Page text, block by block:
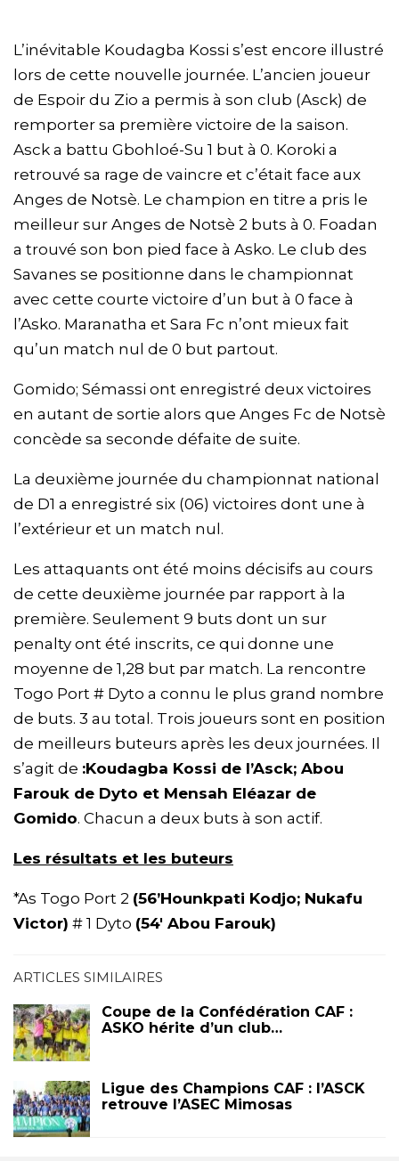
L’inévitable Koudagba Kossi s’est encore illustré
lors de cette nouvelle journée. L’ancien joueur
de Espoir du Zio a permis à son club (Asck) de
remporter sa première victoire de la saison.
Asck a battu Gbohloé-Su 1 but à 0. Koroki a
retrouvé sa rage de vaincre et c’était face aux
Anges de Notsè. Le champion en titre a pris le
meilleur sur Anges de Notsè 2 buts à 0. Foadan
a trouvé son bon pied face à Asko. Le club des
Savanes se positionne dans le championnat
avec cette courte victoire d’un but à 0 face à
l’Asko. Maranatha et Sara Fc n’ont mieux fait
qu’un match nul de 0 but partout.
Gomido; Sémassi ont enregistré deux victoires
en autant de sortie alors que Anges Fc de Notsè
concède sa seconde défaite de suite.
La deuxième journée du championnat national
de D1 a enregistré six (06) victoires dont une à
l’extérieur et un match nul.
Les attaquants ont été moins décisifs au cours
de cette deuxième journée par rapport à la
première. Seulement 9 buts dont un sur
penalty ont été inscrits, ce qui donne une
moyenne de 1,28 but par match. La rencontre
Togo Port # Dyto a connu le plus grand nombre
de buts. 3 au total. Trois joueurs sont en position
de meilleurs buteurs après les deux journées. Il
s’agit de :Koudagba Kossi de l’Asck; Abou
Farouk de Dyto et Mensah Eléazar de
Gomido. Chacun a deux buts à son actif.
Les résultats et les buteurs
*As Togo Port 2 (56’Hounkpati Kodjo; Nukafu
Victor) # 1 Dyto (54′ Abou Farouk)
ARTICLES SIMILAIRES
Coupe de la Confédération CAF :
ASKO hérite d’un club…
Ligue des Champions CAF : l’ASCK
retrouve l’ASEC Mimosas